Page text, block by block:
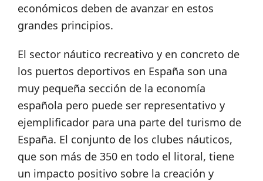
económicos deben de avanzar en estos
grandes principios.
El sector náutico recreativo y en concreto de
los puertos deportivos en España son una
muy pequeña sección de la economía
española pero puede ser representativo y
ejemplificador para una parte del turismo de
España. El conjunto de los clubes náuticos,
que son más de 350 en todo el litoral, tiene
un impacto positivo sobre la creación y